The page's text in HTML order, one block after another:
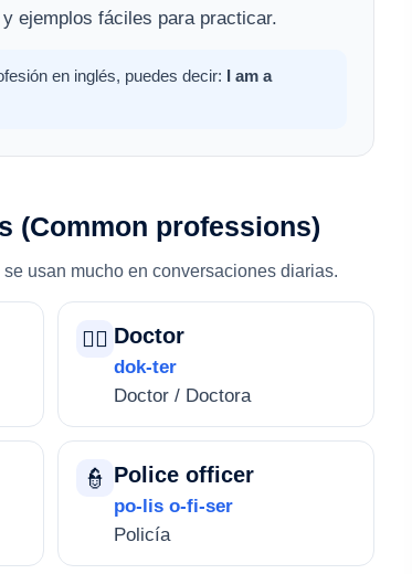
ejemplos fáciles para practicar.
en inglés, puedes decir: I am a
(Common professions)
usan mucho en conversaciones diarias.
👨‍⚕️ Doctor
dok-ter
Doctor / Doctora
👮 Police officer
po-lis o-fi-ser
Policía